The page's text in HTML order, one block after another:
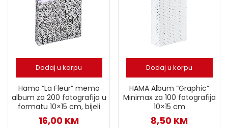
Dodaj u korpu
Hama “La Fleur” memo
album za 200 fotografija u
formatu 10×15 cm, bijeli
16,00 KM
Dodaj u korpu
HAMA Album “Graphic”
Minimax za 100 fotografija
10×15 cm
8,50 KM